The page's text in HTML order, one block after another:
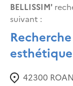
BELLISSIM'
suivant :
42300